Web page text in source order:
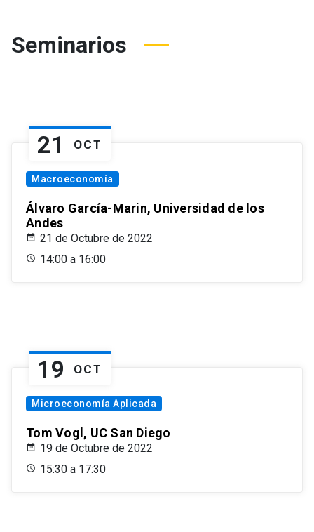
Seminarios
21 OCT
Macroeconomía
Álvaro García-Marin, Universidad de los
Andes
21 de Octubre de 2022
14:00 a 16:00
19 OCT
Microeconomía Aplicada
Tom Vogl, UC San Diego
19 de Octubre de 2022
15:30 a 17:30